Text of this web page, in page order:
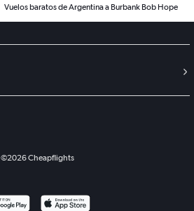
Vuelos baratos de Argentina a Burbank Bob Hope
©2026Cheapflights